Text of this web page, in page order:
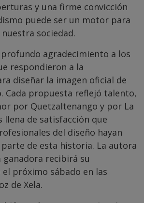
y una firme convicción
puede ser un motor para
sociedad.
profundo agradecimiento a los
respondieron a la
diseñar la imagen oficial de
Cada propuesta reflejó talento,
por Quetzaltenango y por La
llena de satisfacción que
del diseño hayan
de esta historia. La autora
recibirá su
próximo sábado en las
de Xela.